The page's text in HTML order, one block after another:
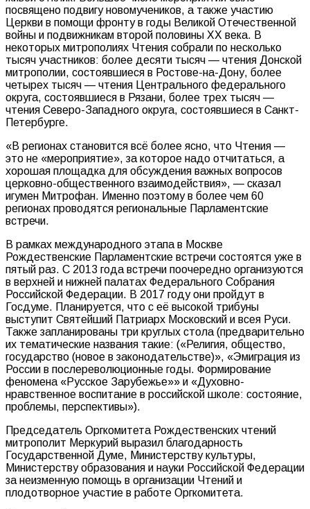
посвящено подвигу новомучеников, а также участию
Церкви в помощи фронту в годы Великой Отечественной
войны и подвижникам второй половины ХХ века. В
некоторых митрополиях Чтения собрали по несколько
тысяч участников: более десяти тысяч — чтения Донской
митрополии, состоявшиеся в Ростове-на-Дону, более
четырех тысяч — чтения Центрального федерального
округа, состоявшиеся в Рязани, более трех тысяч —
чтения Северо-Западного округа, состоявшиеся в Санкт-
Петербурге.
«В регионах становится всё более ясно, что Чтения —
это не «мероприятие», за которое надо отчитаться, а
хорошая площадка для обсуждения важных вопросов
церковно-общественного взаимодействия», — сказал
игумен Митрофан. Именно поэтому в более чем 60
регионах проводятся региональные Парламентские
встречи.
В рамках международного этапа в Москве
Рождественские Парламентские встречи состоятся уже в
пятый раз. С 2013 года встречи поочередно организуются
в верхней и нижней палатах Федерального Собрания
Российской Федерации. В 2017 году они пройдут в
Госдуме. Планируется, что с её высокой трибуны
выступит Святейший Патриарх Московский и всея Руси.
Также запланированы три круглых стола (предварительно
их тематические названия такие: («Религия, общество,
государство (новое в законодательстве)», «Эмиграция из
России в послереволюционные годы. Формирование
феномена «Русское Зарубежье»» и «Духовно-
нравственное воспитание в российской школе: состояние,
проблемы, перспективы»).
Председатель Оргкомитета Рождественских чтений
митрополит Меркурий выразил благодарность
Государственной Думе, Министерству культуры,
Министерству образования и науки Российской Федерации
за неизменную помощь в организации Чтений и
плодотворное участие в работе Оргкомитета.